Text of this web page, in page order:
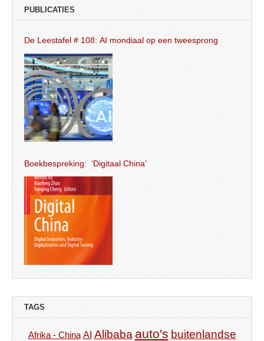
PUBLICATIES
De Leestafel # 108: AI mondiaal op een tweesprong
Boekbespreking: ‘Digitaal China’
TAGS
Afrika - China AI Alibaba auto's buitenlandse